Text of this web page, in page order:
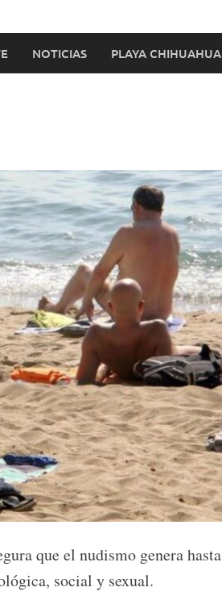
NOTICIAS PLAYA CHIHUAHUA
que el nudismo genera hasta
social y sexual.